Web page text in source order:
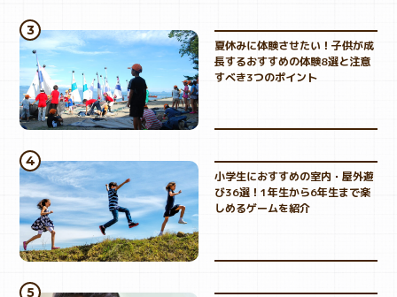
夏休みに体験させたい！子供が成
長するおすすめの体験8選と注意
すべき3つのポイント
小学生におすすめの室内・屋外遊
び36選！1年生から6年生まで楽
しめるゲームを紹介